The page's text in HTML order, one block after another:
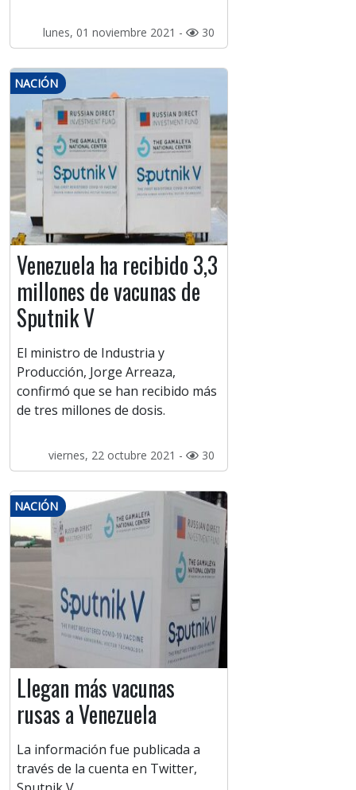
lunes, 01 noviembre 2021 - 30
NACIÓN
Venezuela ha recibido 3,3
millones de vacunas de
Sputnik V
El ministro de Industria y
Producción, Jorge Arreaza,
confirmó que se han recibido más
de tres millones de dosis.
viernes, 22 octubre 2021 - 30
NACIÓN
Llegan más vacunas
rusas a Venezuela
La información fue publicada a
través de la cuenta en Twitter,